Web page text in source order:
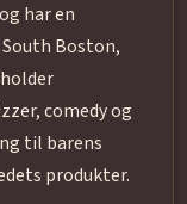
har en
Boston,
comedy og
til barens
produkter.